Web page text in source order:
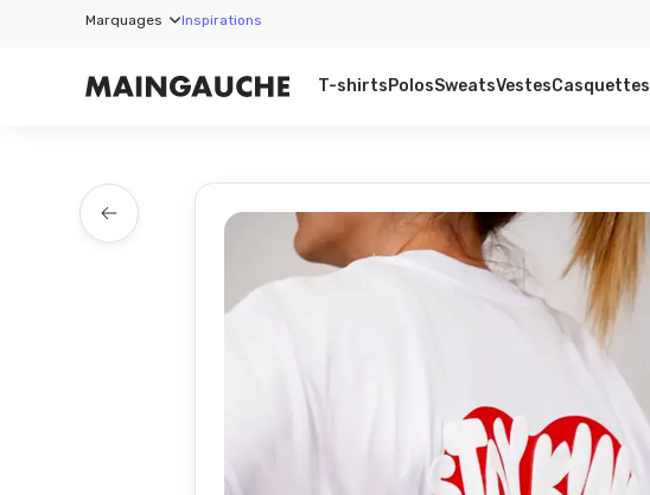
Marquages Inspirations
T-shirtsPolosSweatsVestesCasquettes